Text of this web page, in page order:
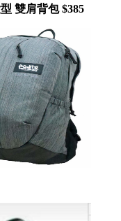
雙肩背包 $385